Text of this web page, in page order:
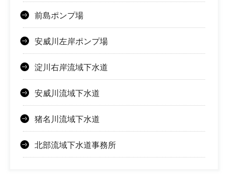
前島ポンプ場
安威川左岸ポンプ場
淀川右岸流域下水道
安威川流域下水道
猪名川流域下水道
北部流域下水道事務所